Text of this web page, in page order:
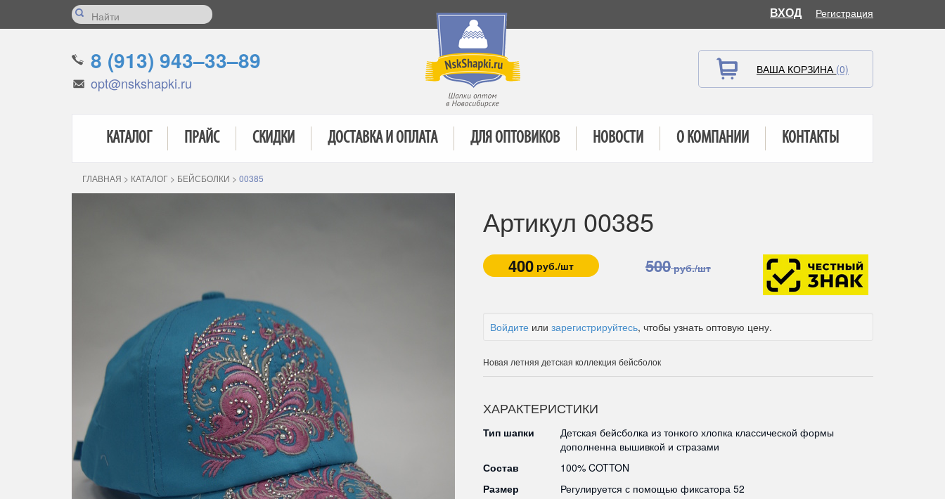
ВХОД Регистрация
8 (913) 943–33–89
opt@nskshapki.ru
ВАША КОРЗИНА (0)
КАТАЛОГ ПРАЙС СКИДКИ ДОСТАВКА И ОПЛАТА ДЛЯ ОПТОВИКОВ НОВОСТИ О КОМПАНИИ КОНТАКТЫ
ГЛАВНАЯ > КАТАЛОГ > БЕЙСБОЛКИ > 00385
Артикул 00385
400 руб./шт 500руб./шт
Войдите или зарегистрируйтесь, чтобы узнать оптовую цену.
Новая летняя детская коллекция бейсболок
ХАРАКТЕРИСТИКИ
Тип шапки
Детская бейсболка из тонкого хлопка классической формы
дополненна вышивкой и стразами
Состав
100% COTTON
Размер
Регулируется с помощью фиксатора 52